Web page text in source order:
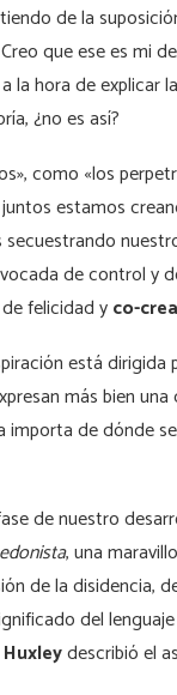
de la
que ese es mi
hora de explicar
¿no es así?
como «los
estamos
de control y
felicidad yco-
está dirigida
más bien
importa de dónde
de nuestro
, una
de la disidencia,
del
describió el